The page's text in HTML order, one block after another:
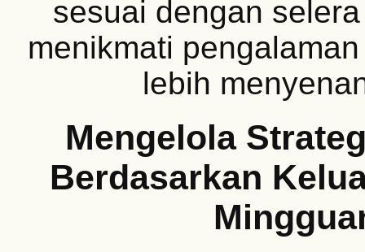
sesuai dengan
menikmati
lebih
Mengelola
Berdasarkan